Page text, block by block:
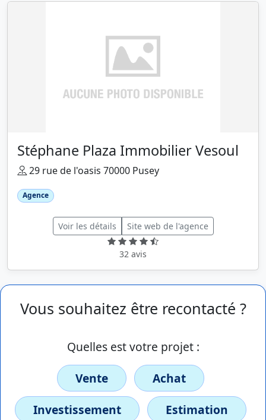
Stéphane Plaza Immobilier Vesoul
29 rue de l'oasis 70000 Pusey
Agence
Voir les détails Site web de l'agence
32 avis
Vous souhaitez être recontacté ?
Quelles est votre projet :
Vente
Achat
Investissement
Estimation